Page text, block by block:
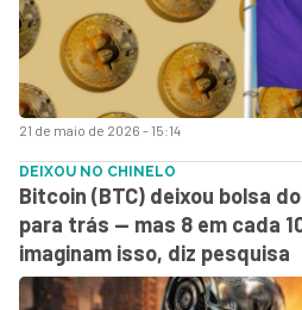
21 de maio de 2026 - 15:14
DEIXOU NO CHINELO
Bitcoin (BTC) deixou bolsa
para trás — mas 8 em cada
imaginam isso, diz pesquisa